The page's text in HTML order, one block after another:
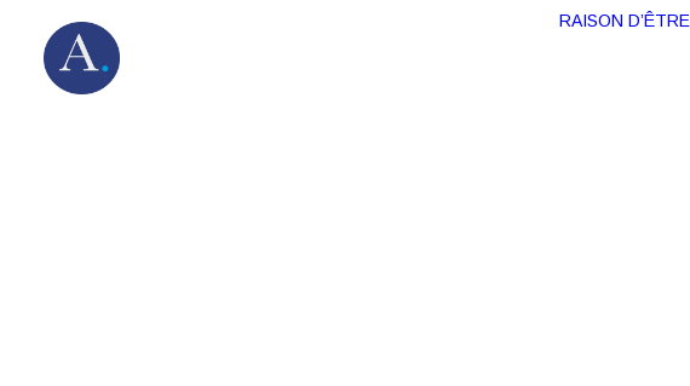
RAISON D’ÊTRE